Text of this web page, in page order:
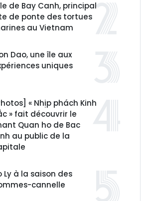
de Bay Canh, principal
de ponte des tortues
au Vietnam
Dao, une île aux
uniques
« Nhịp phách Kinh
» fait découvrir le
Quan ho de Bac
au public de la
Ly à la saison des
cannelle